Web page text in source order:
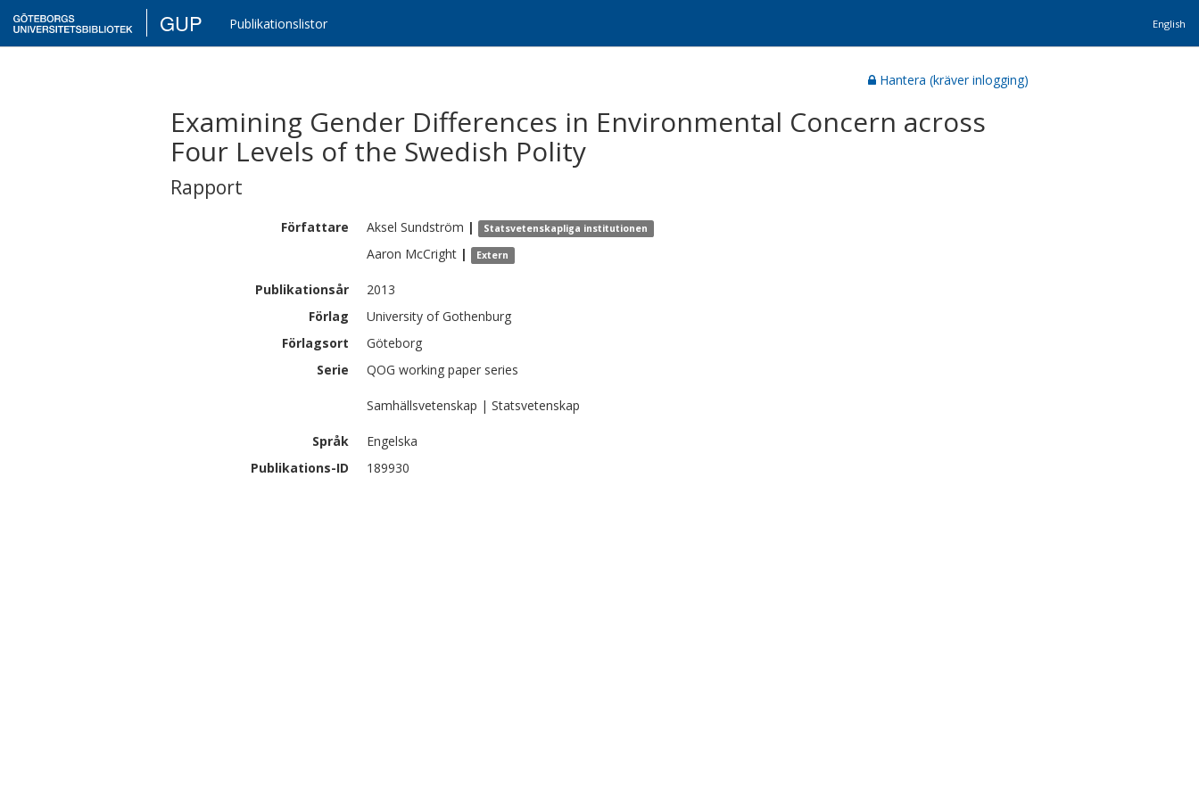
GUP Publikationslistor English
Hantera (kräver inlogging)
Examining Gender Differences in Environmental Concern across
Four Levels of the Swedish Polity
Rapport
Författare Aksel Sundström | Statsvetenskapliga institutionen
Aaron McCright | Extern
Publikationsår
2013
Förlag
University of Gothenburg
Förlagsort
Göteborg
Serie
QOG working paper series
Samhällsvetenskap | Statsvetenskap
Språk
Engelska
Publikations-ID
189930